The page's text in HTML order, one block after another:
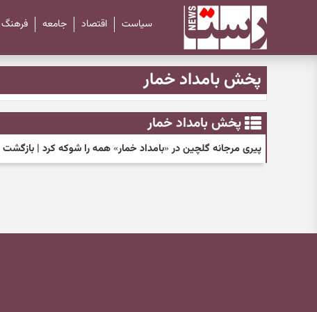
سیاست اقتصاد جامعه
پخش بامداد خمار
پخش بامداد خمار
پیری مرجانه گلچین در «بامداد خمار» همه را شوکه کرد |